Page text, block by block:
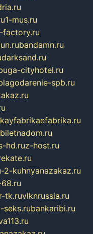
1-mus.ru
factory.ru
bandamn.ru
darksand.ru
cityhotel.ru
spb.ru
biletnadom.ru
hd.ruz-host.ru
2-kuhnyanazakaz.ru
tk.ruvlknrussia.ru
seks.rubankaribi.ru